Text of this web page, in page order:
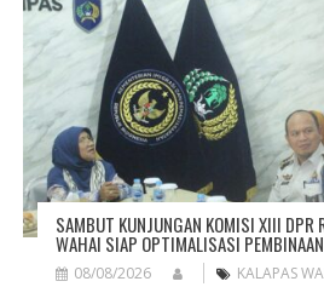
SAMBUT KUNJUNGAN KOMISI XIII DPR
WAHAI SIAP OPTIMALISASI
08/08/2026 KALAPAS